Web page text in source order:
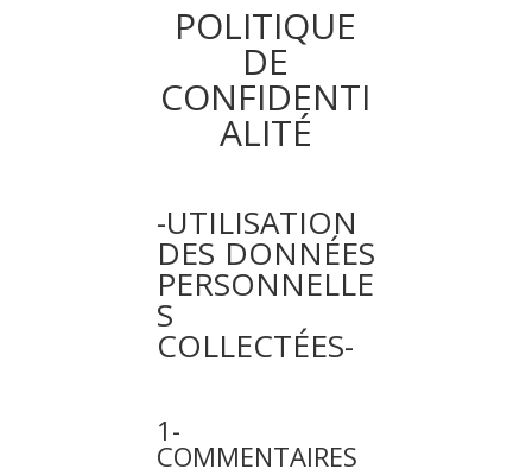
POLITIQUE
DE
CONFIDENTI
ALITÉ
-UTILISATION
DES DONNÉES
PERSONNELLE
S
COLLECTÉES-
1-
COMMENTAIRES